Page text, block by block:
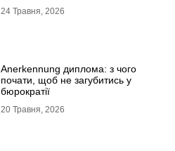
24 Травня, 2026
Anerkennung диплома: з чого
почати, щоб не загубитись у
бюрократії
20 Травня, 2026